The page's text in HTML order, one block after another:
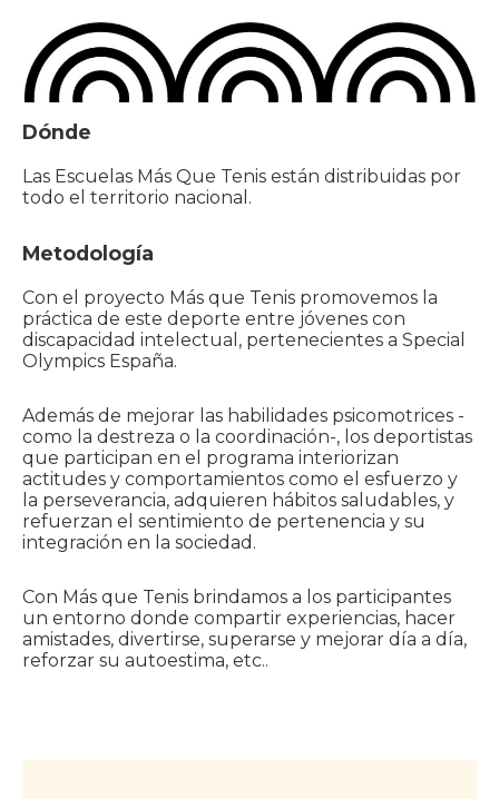
Dónde
Las Escuelas Más Que Tenis están distribuidas por
todo el territorio nacional.
Metodología
Con el proyecto Más que Tenis promovemos la
práctica de este deporte entre jóvenes con
discapacidad intelectual, pertenecientes a Special
Olympics España.
Además de mejorar las habilidades psicomotrices -
como la destreza o la coordinación-, los deportistas
que participan en el programa interiorizan
actitudes y comportamientos como el esfuerzo y
la perseverancia, adquieren hábitos saludables, y
refuerzan el sentimiento de pertenencia y su
integración en la sociedad.
Con Más que Tenis brindamos a los participantes
un entorno donde compartir experiencias, hacer
amistades, divertirse, superarse y mejorar día a día,
reforzar su autoestima, etc..